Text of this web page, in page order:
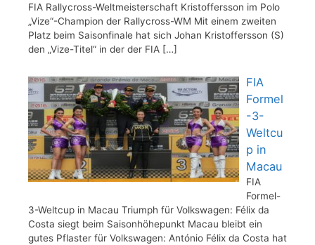
FIA Rallycross-Weltmeisterschaft Kristoffersson im Polo
„Vize“-Champion der Rallycross-WM Mit einem zweiten
Platz beim Saisonfinale hat sich Johan Kristoffersson (S)
den „Vize-Titel“ in der der FIA […]
FIA
Formel
-3-
Weltcu
p in
Macau
FIA
Formel-
3-Weltcup in Macau Triumph für Volkswagen: Félix da
Costa siegt beim Saisonhöhepunkt Macau bleibt ein
gutes Pflaster für Volkswagen: António Félix da Costa hat